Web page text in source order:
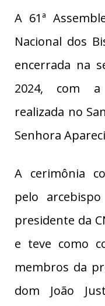
A 61ª
Nacional dos
encerrada na
2024, com a
realizada no
Senhora
A cerimônia
pelo
presidente da
e teve como
membros da
dom João